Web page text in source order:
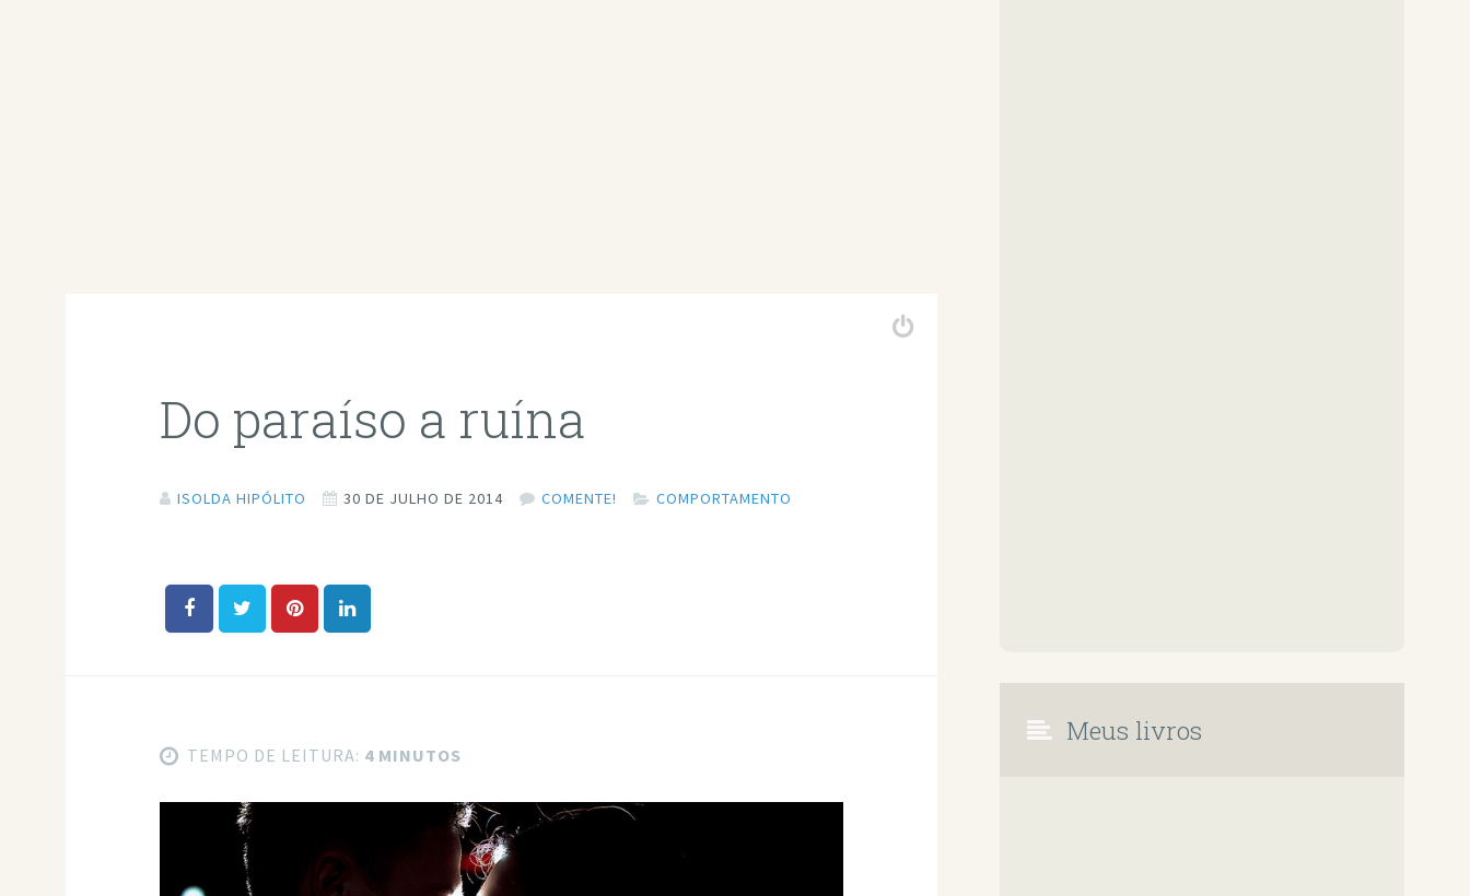
Do paraíso a ruína
ISOLDA HIPÓLITO 30 DE JULHO DE 2014 COMENTE! COMPORTAMENTO
TEMPO DE LEITURA: 4 MINUTOS
Meus livros